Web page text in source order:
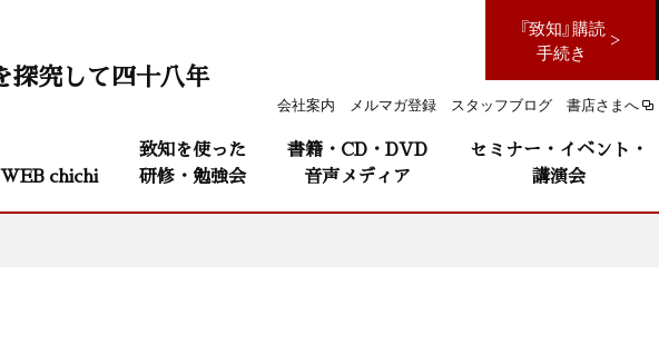
『致知』購読
手続き
会社案内 メルマガ登録 スタッフブログ 書店さまへ
探究して四十八年
WEB chichi
致知を使った
研修・勉強会
書籍・CD・DVD
音声メディア
セミナー・イベント・
講演会